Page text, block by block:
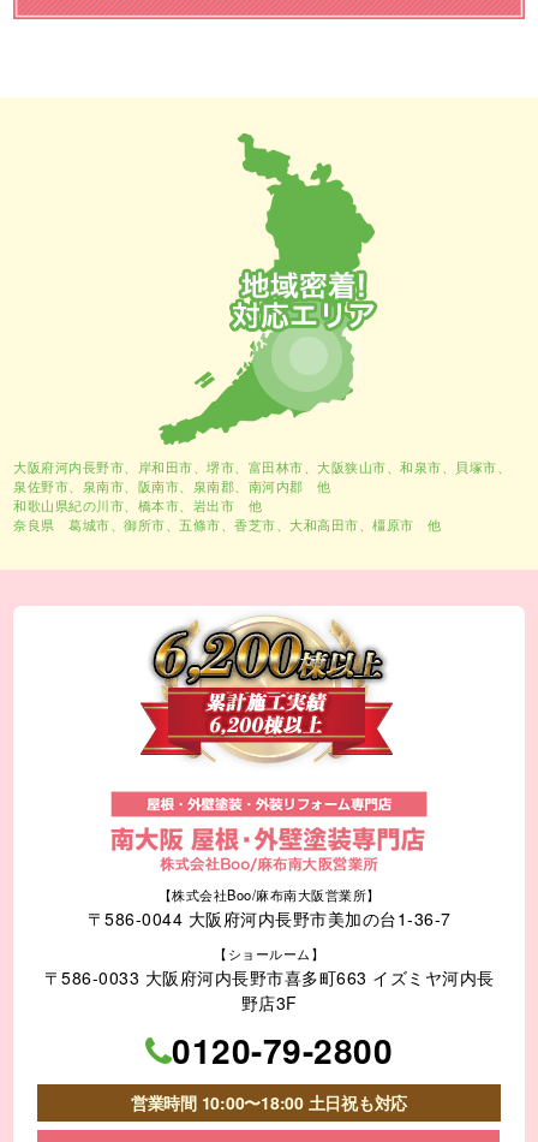
大阪府河内長野市、 岸和田市 、堺市 、富田林市、大阪狭山市、和泉市、貝塚市、
泉佐野市、泉南市、阪南市、泉南郡、南河内郡 他
和歌山県紀の川市、橋本市、岩出市 他
奈良県 葛城市、御所市、五條市、香芝市、大和高田市、橿原市 他
【株式会社Boo/麻布南大阪営業所】
〒586-0044 大阪府河内長野市美加の台1-36-7
【ショールーム】
〒586-0033 大阪府河内長野市喜多町663 イズミヤ河内長
野店3F
0120-79-2800
営業時間 10:00〜18:00 土日祝も対応